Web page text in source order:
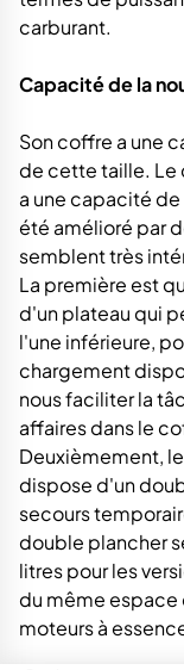
carburant.
Capacité de la
Son coffre a une
de cette taille. Le
a une capacité
été amélioré par
semblent très
La première est
d'un plateau qui
l'une inférieure,
chargement
nous faciliter la
affaires dans le
Deuxièmement,
dispose d'un
secours
double plancher
litres pour les
du même espace
moteurs à